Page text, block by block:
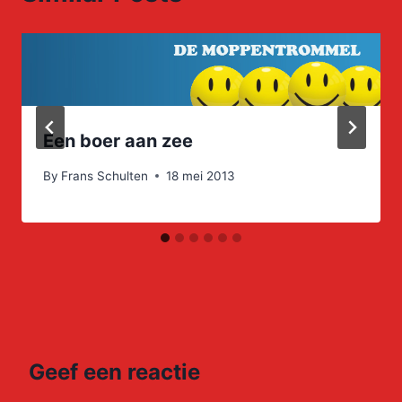
Een boer aan zee
By Frans Schulten 18 mei 2013
Geef een reactie